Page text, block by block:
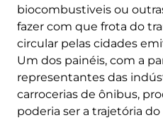
biocombustiveis ou
fazer com que frota do
circular pelas cidades
Um dos painéis, com a
representantes das
carrocerias de ônibus,
poderia ser a trajetória